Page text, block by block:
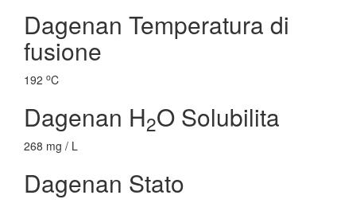
Dagenan Temperatura di
fusione
192 oC
Dagenan H2O Solubilita
268 mg / L
Dagenan Stato